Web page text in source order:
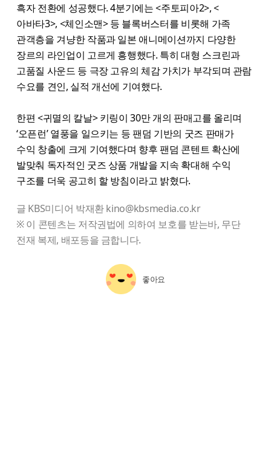
흑자 전환에 성공했다. 4분기에는 <주토피아2>, <
아바타3>, <체인소맨> 등 블록버스터를 비롯해 가족
관객층을 겨냥한 작품과 일본 애니메이션까지 다양한
장르의 라인업이 고르게 흥행했다. 특히 대형 스크린과
고품질 사운드 등 극장 고유의 체감 가치가 부각되며 관람
수요를 견인, 실적 개선에 기여했다.
한편 <귀멸의 칼날> 키링이 30만 개의 판매고를 올리며
‘오픈런’ 열풍을 일으키는 등 팬덤 기반의 굿즈 판매가
수익 창출에 크게 기여했다며 향후 팬덤 콘텐트 확산에
발맞춰 독자적인 굿즈 상품 개발을 지속 확대해 수익
구조를 더욱 공고히 할 방침이라고 밝혔다.
글 KBS미디어 박재환 kino@kbsmedia.co.kr
※ 이 콘텐츠는 저작권법에 의하여 보호를 받는바, 무단
전재 복제, 배포등을 금합니다.
좋아요